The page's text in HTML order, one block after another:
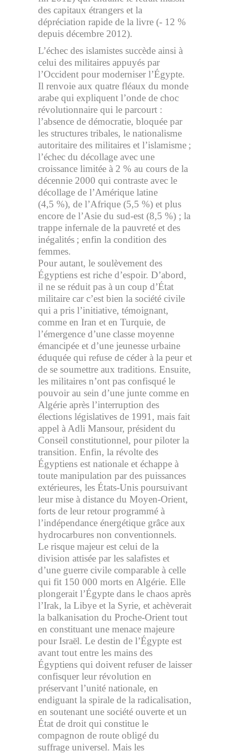
des capitaux étrangers et la
dépréciation rapide de la livre (- 12 %
depuis décembre 2012).
L’échec des islamistes succède ainsi à
celui des militaires appuyés par
l’Occident pour moderniser l’Égypte.
Il renvoie aux quatre fléaux du monde
arabe qui expliquent l’onde de choc
révolutionnaire qui le parcourt :
l’absence de démocratie, bloquée par
les structures tribales, le nationalisme
autoritaire des militaires et l’islamisme ;
l’échec du décollage avec une
croissance limitée à 2 % au cours de la
décennie 2000 qui contraste avec le
décollage de l’Amérique latine
(4,5 %), de l’Afrique (5,5 %) et plus
encore de l’Asie du sud-est (8,5 %) ; la
trappe infernale de la pauvreté et des
inégalités ; enfin la condition des
femmes.
Pour autant, le soulèvement des
Égyptiens est riche d’espoir. D’abord,
il ne se réduit pas à un coup d’État
militaire car c’est bien la société civile
qui a pris l’initiative, témoignant,
comme en Iran et en Turquie, de
l’émergence d’une classe moyenne
émancipée et d’une jeunesse urbaine
éduquée qui refuse de céder à la peur et
de se soumettre aux traditions. Ensuite,
les militaires n’ont pas confisqué le
pouvoir au sein d’une junte comme en
Algérie après l’interruption des
élections législatives de 1991, mais fait
appel à Adli Mansour, président du
Conseil constitutionnel, pour piloter la
transition. Enfin, la révolte des
Égyptiens est nationale et échappe à
toute manipulation par des puissances
extérieures, les États-Unis poursuivant
leur mise à distance du Moyen-Orient,
forts de leur retour programmé à
l’indépendance énergétique grâce aux
hydrocarbures non conventionnels.
Le risque majeur est celui de la
division attisée par les salafistes et
d’une guerre civile comparable à celle
qui fit 150 000 morts en Algérie. Elle
plongerait l’Égypte dans le chaos après
l’Irak, la Libye et la Syrie, et achèverait
la balkanisation du Proche-Orient tout
en constituant une menace majeure
pour Israël. Le destin de l’Égypte est
avant tout entre les mains des
Égyptiens qui doivent refuser de laisser
confisquer leur révolution en
préservant l’unité nationale, en
endiguant la spirale de la radicalisation,
en soutenant une société ouverte et un
État de droit qui constitue le
compagnon de route obligé du
suffrage universel. Mais les